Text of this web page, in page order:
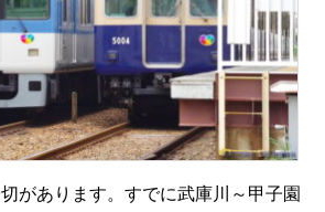
があります。すでに武庫川～甲子園